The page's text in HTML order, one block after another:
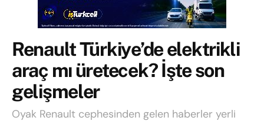
Renault Türkiye’de elektrikli
araç mı üretecek? İşte son
gelişmeler
Oyak Renault cephesinden gelen haberler yerli